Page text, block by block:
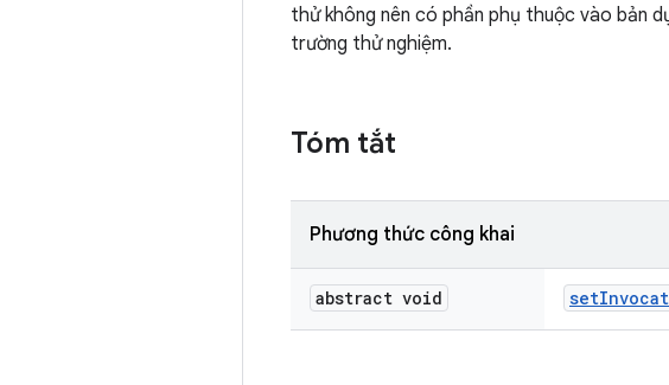
thử không nên có phần phụ thuộc vào bản
trường thử nghiệm.
Tóm tắt
Phương thức công khai
abstract void set